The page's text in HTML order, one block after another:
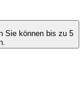
Sie können bis zu 5